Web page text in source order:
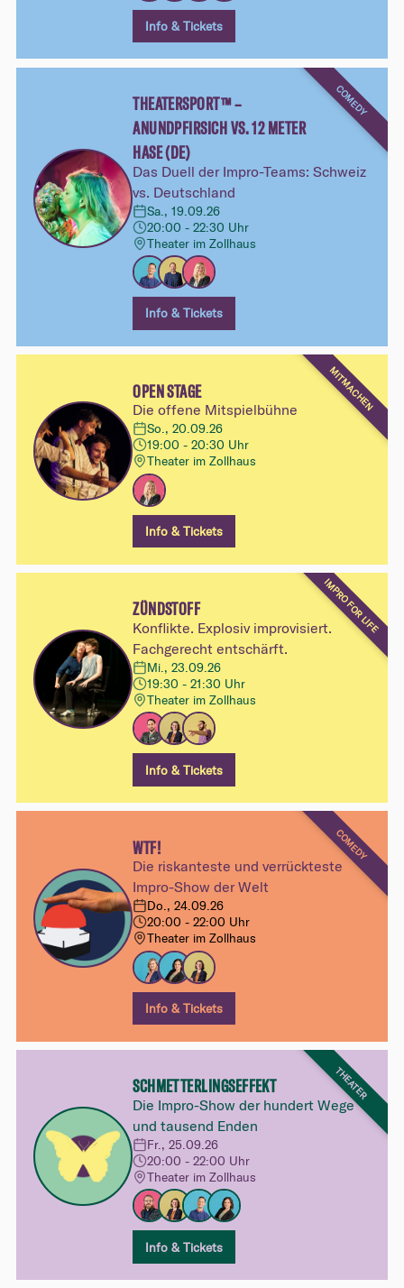
Info & Tickets
COMEDY
THEATERSPORT™ –
ANUNDPFIRSICH VS. 12 METER
HASE (DE)
Das Duell der Impro-Teams: Schweiz
vs. Deutschland
Sa., 19.09.26
20:00 - 22:30 Uhr
Theater im Zollhaus
Info & Tickets
MITMACHEN
OPEN STAGE
Die offene Mitspielbühne
So., 20.09.26
19:00 - 20:30 Uhr
Theater im Zollhaus
Info & Tickets
IMPRO FOR LIFE
ZÜNDSTOFF
Konflikte. Explosiv improvisiert.
Fachgerecht entschärft.
Mi., 23.09.26
19:30 - 21:30 Uhr
Theater im Zollhaus
Info & Tickets
COMEDY
WTF!
Die riskanteste und verrückteste
Impro-Show der Welt
Do., 24.09.26
20:00 - 22:00 Uhr
Theater im Zollhaus
Info & Tickets
THEATER
SCHMETTERLINGSEFFEKT
Die Impro-Show der hundert Wege
und tausend Enden
Fr., 25.09.26
20:00 - 22:00 Uhr
Theater im Zollhaus
Info & Tickets